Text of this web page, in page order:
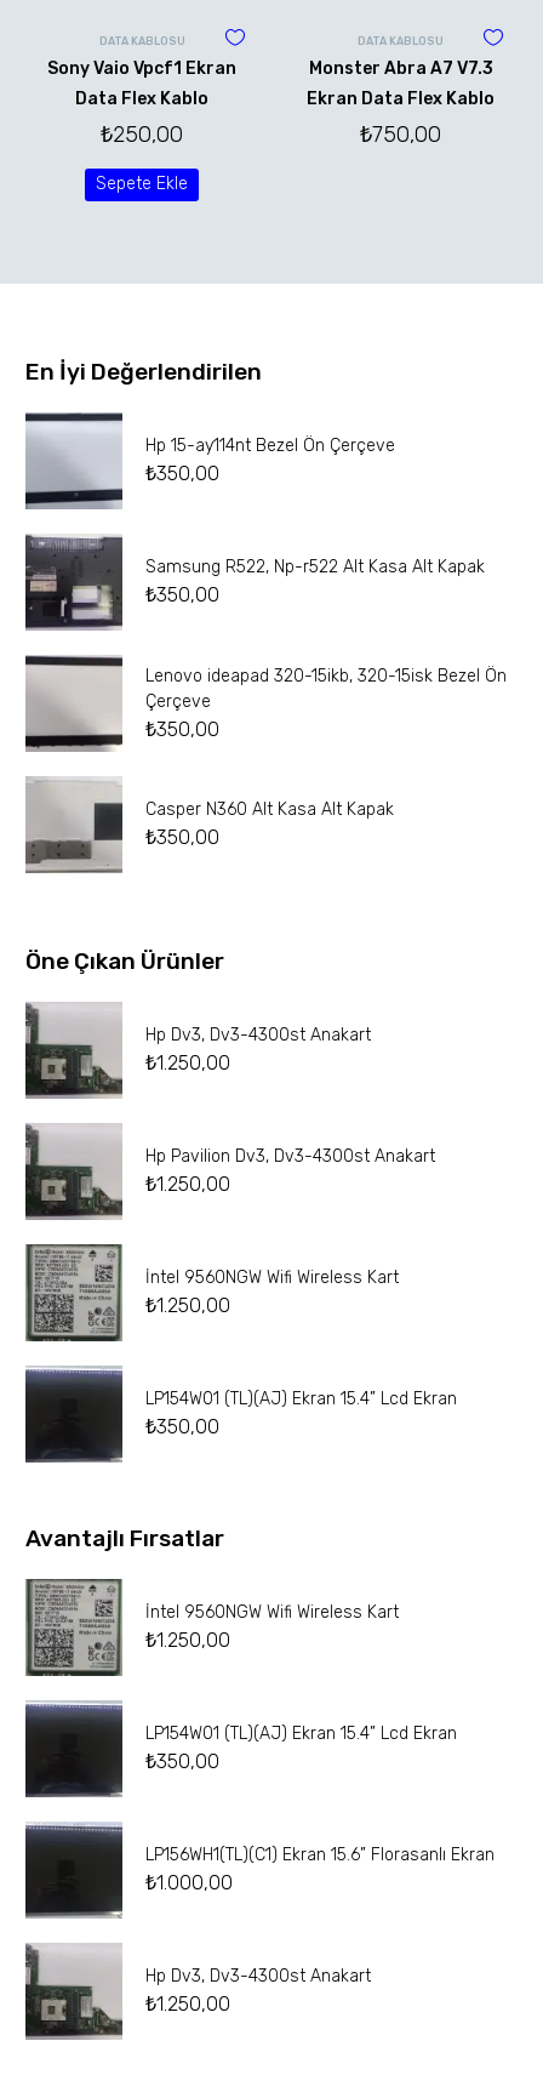
DATA KABLOSU
Sony Vaio Vpcf1 Ekran
Data Flex Kablo
₺250,00
Sepete Ekle
DATA KABLOSU
Monster Abra A7 V7.3
Ekran Data Flex Kablo
₺750,00
En İyi Değerlendirilen
Hp 15-ay114nt Bezel Ön Çerçeve
₺350,00
Samsung R522, Np-r522 Alt Kasa Alt Kapak
₺350,00
Lenovo ideapad 320-15ikb, 320-15isk Bezel Ön
Çerçeve
₺350,00
Casper N360 Alt Kasa Alt Kapak
₺350,00
Öne Çıkan Ürünler
Hp Dv3, Dv3-4300st Anakart
₺1.250,00
Hp Pavilion Dv3, Dv3-4300st Anakart
₺1.250,00
İntel 9560NGW Wifi Wireless Kart
₺1.250,00
LP154W01 (TL)(AJ) Ekran 15.4” Lcd Ekran
₺350,00
Avantajlı Fırsatlar
İntel 9560NGW Wifi Wireless Kart
₺1.250,00
LP154W01 (TL)(AJ) Ekran 15.4” Lcd Ekran
₺350,00
LP156WH1(TL)(C1) Ekran 15.6” Florasanlı Ekran
₺1.000,00
Hp Dv3, Dv3-4300st Anakart
₺1.250,00